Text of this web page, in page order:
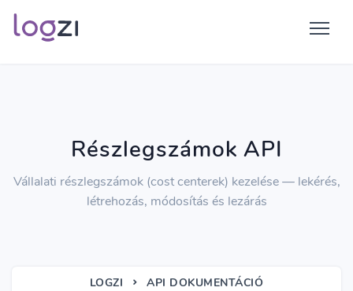
Részlegszámok API
Vállalati részlegszámok (cost centerek) kezelése — lekérés,
létrehozás, módosítás és lezárás
LOGZI
API DOKUMENTÁCIÓ